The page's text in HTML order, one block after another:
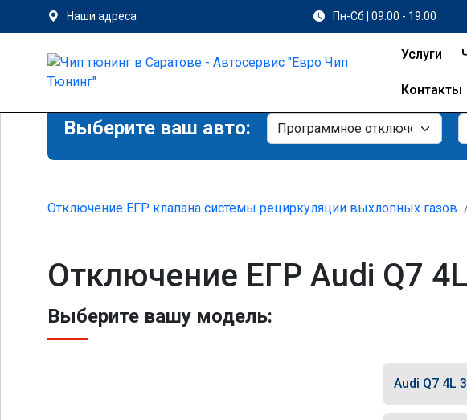
Наши адреса Пн-Сб | 09:00 - 19:00
Услуги
Контакты
Выберите ваш авто:
Отключение ЕГР клапана системы рециркуляции выхлопных газов
Отключение ЕГР Audi Q7
Выберите вашу модель:
Audi Q7 4L